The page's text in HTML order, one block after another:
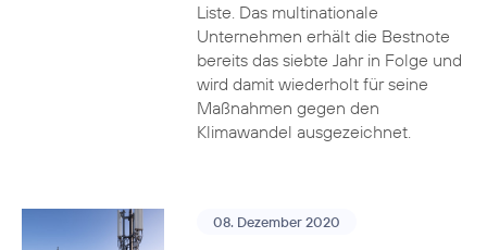
Liste. Das multinationale
Unternehmen erhält die Bestnote
bereits das siebte Jahr in Folge und
wird damit wiederholt für seine
Maßnahmen gegen den
Klimawandel ausgezeichnet.
08. Dezember 2020